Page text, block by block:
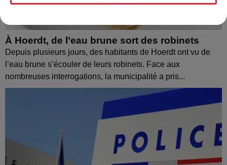
À Hoerdt, de l’eau brune sort des robinets
Depuis plusieurs jours, des habitants de Hoerdt ont vu de
l’eau brune s’écouler de leurs robinets. Face aux
nombreuses interrogations, la municipalité a pris...